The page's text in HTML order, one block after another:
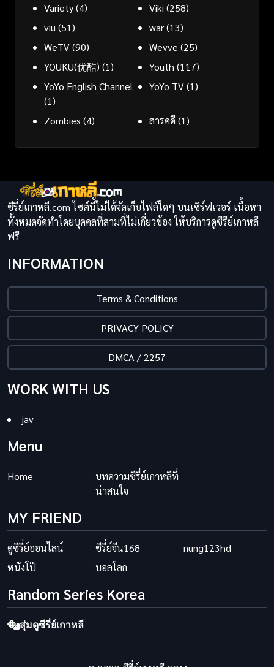
Variety(4) Viki (258)
viu (51) war(13)
WeTV(90) Wevve (25)
YOUKU(优酷) (1) Youth (117)
YoYo English Channel
(1)
YoYo TV(1)
Zombies (4) สารคดี(1)
ซีรี่ย์เกาหลี.com ไซต์นี้ไม่ได้จัดเก็บไฟล์ใดๆ บนเซิร์ฟเวอร์ เนื้อหา
ทั้งหมดจัดทำโดยบุคคลที่สามที่ไม่เกี่ยวข้อง ให้บริการดูซีรีย์เกาหลี
ฟรี
INFORMATION
Terms & Conditions
PRIVACY POLICY
DMCA / 2257
WORK WITH US
jav
Menu
Home
บทความซีรี่ย์เกาหลีที่
น่าสนใจ
MY FRIEND
ดูซีรี่ย์ออนไลน์ ซีรี่ย์จีน168
nung123hd
หนังโป๊
บอลโลก
Random Series Korea
สุ่มดูซีรี่ย์เกาหลี